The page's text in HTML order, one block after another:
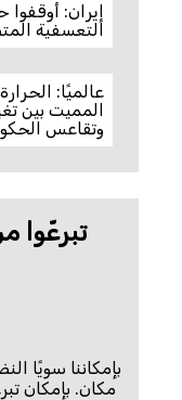
إيران:
التعسفية
عالميًا:
المميت بين
وتقاعس
تبرعّوا
بإمكاننا سويًا
مكان. بإمكان